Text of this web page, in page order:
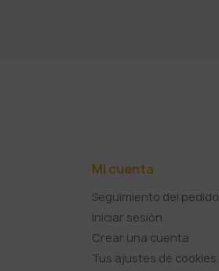
Mi cuenta
Seguimiento del pedido
Iniciar sesión
Crear una cuenta
Tus ajustes de cookies